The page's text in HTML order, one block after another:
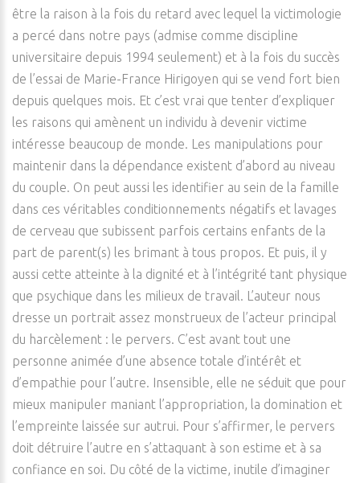
être la raison à la fois du retard avec lequel la victimologie
a percé dans notre pays (admise comme discipline
universitaire depuis 1994 seulement) et à la fois du succès
de l’essai de Marie-France Hirigoyen qui se vend fort bien
depuis quelques mois. Et c’est vrai que tenter d’expliquer
les raisons qui amènent un individu à devenir victime
intéresse beaucoup de monde. Les manipulations pour
maintenir dans la dépendance existent d’abord au niveau
du couple. On peut aussi les identifier au sein de la famille
dans ces véritables conditionnements négatifs et lavages
de cerveau que subissent parfois certains enfants de la
part de parent(s) les brimant à tous propos. Et puis, il y
aussi cette atteinte à la dignité et à l’intégrité tant physique
que psychique dans les milieux de travail. L’auteur nous
dresse un portrait assez monstrueux de l’acteur principal
du harcèlement : le pervers. C’est avant tout une
personne animée d’une absence totale d’intérêt et
d’empathie pour l’autre. Insensible, elle ne séduit que pour
mieux manipuler maniant l’appropriation, la domination et
l’empreinte laissée sur autrui. Pour s’affirmer, le pervers
doit détruire l’autre en s’attaquant à son estime et à sa
confiance en soi. Du côté de la victime, inutile d’imaginer